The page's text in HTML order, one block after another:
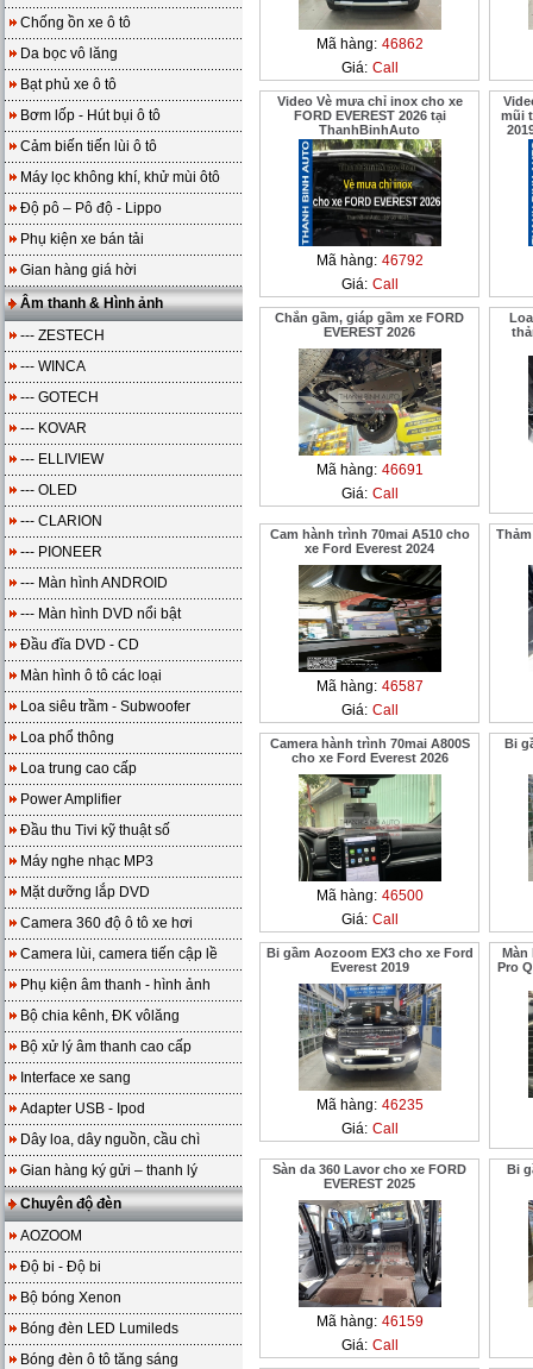
Chống ồn xe ô tô
Da bọc vô lăng
Bạt phủ xe ô tô
Bơm lốp - Hút bụi ô tô
Cảm biến tiến lùi ô tô
Máy lọc không khí, khử mùi ôtô
Độ pô – Pô độ - Lippo
Phụ kiện xe bán tải
Gian hàng giá hời
Âm thanh & Hình ảnh
--- ZESTECH
--- WINCA
--- GOTECH
--- KOVAR
--- ELLIVIEW
--- OLED
--- CLARION
--- PIONEER
--- Màn hình ANDROID
--- Màn hình DVD nổi bật
Đầu đĩa DVD - CD
Màn hình ô tô các loại
Loa siêu trầm - Subwoofer
Loa phổ thông
Loa trung cao cấp
Power Amplifier
Đầu thu Tivi kỹ thuật số
Máy nghe nhạc MP3
Mặt dưỡng lắp DVD
Camera 360 độ ô tô xe hơi
Camera lùi, camera tiến cập lề
Phụ kiện âm thanh - hình ảnh
Bộ chia kênh, ĐK vôlăng
Bộ xử lý âm thanh cao cấp
Interface xe sang
Adapter USB - Ipod
Dây loa, dây nguồn, cầu chì
Gian hàng ký gửi – thanh lý
Chuyên độ đèn
AOZOOM
Độ bi - Độ bi
Bộ bóng Xenon
Bóng đèn LED Lumileds
Bóng đèn ô tô tăng sáng
Mã hàng: 46862
Giá: Call
Video Vè mưa chỉ inox cho xe
FORD EVEREST 2026 tại
ThanhBinhAuto
Mã hàng: 46792
Giá: Call
mũi
Chắn gầm, giáp gầm xe FORD
EVEREST 2026
Mã hàng: 46691
Giá: Call
Cam hành trình 70mai A510 cho
xe Ford Everest 2024
Mã hàng: 46587
Giá: Call
Camera hành trình 70mai A800S
cho xe Ford Everest 2026
Mã hàng: 46500
Giá: Call
Bi
Bi gầm Aozoom EX3 cho xe Ford
Everest 2019
Mã hàng: 46235
Giá: Call
Màn
Pro
Sàn da 360 Lavor cho xe FORD
EVEREST 2025
Mã hàng: 46159
Giá: Call
Bi